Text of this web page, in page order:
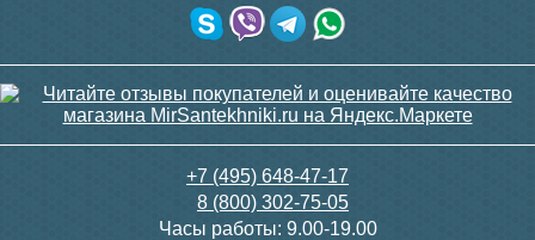
+7 (495) 648-47-17
8 (800) 302-75-05
Часы работы: 9.00-19.00